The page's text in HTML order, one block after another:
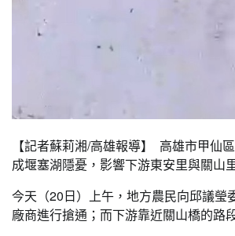
【記者蘇莉湘/高雄報導】 高雄市甲仙
成堰塞湖隱憂，影響下游東安里與關山
今天（20日）上午，地方農民向邱議瑩
廠商進行搶通；而下游靠近關山橋的路